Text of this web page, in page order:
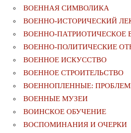
ВОЕННАЯ СИМВОЛИКА
ВОЕННО-ИСТОРИЧЕСКИЙ
ВОЕННО-ПАТРИОТИЧЕСКОЕ
ВОЕННО-ПОЛИТИЧЕСКИE
ВОЕННОЕ ИСКУССТВО
ВОЕННОЕ СТРОИТЕЛЬСТВО
ВОЕННОПЛЕННЫЕ:
ВОЕННЫЕ МУЗЕИ
ВОИНСКОЕ ОБУЧЕНИЕ
ВОСПОМИНАНИЯ И ОЧЕРКИ